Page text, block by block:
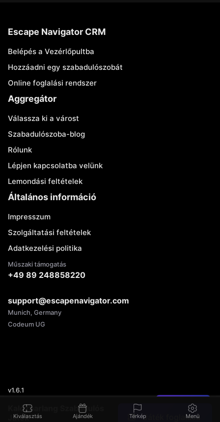
Kalózbarlang Szabadulós
Játék
Játék foglalása
Hibát talált?
Escape Navigator CRM
Belépés a Vezérlőpultba
Hozzáadni egy szabadulószobát
Online foglalási rendszer
Aggregátor
Válassza ki a várost
Szabadulószoba-blog
Rólunk
Lépjen kapcsolatba velünk
Lemondási feltételek
Általános információ
Impresszum
Szolgáltatási feltételek
Adatkezelési politika
Műszaki támogatás
+49 89 248858220
support@escapenavigator.com
Munich, Germany
Codeum UG
v1.6.1
Kiválasztás Ajándék Térkép Menü